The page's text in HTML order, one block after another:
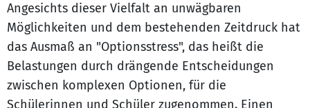
Angesichts dieser Vielfalt an unwägbaren
Möglichkeiten und dem bestehenden Zeitdruck hat
das Ausmaß an "Optionsstress", das heißt die
Belastungen durch drängende Entscheidungen
zwischen komplexen Optionen, für die
Schülerinnen und Schüler zugenommen. Einen